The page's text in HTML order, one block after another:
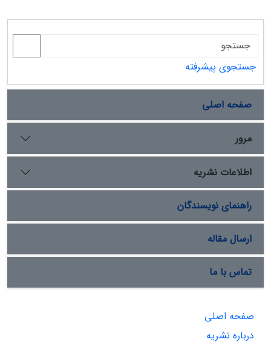
جستجوی پیشرفته
صفحه اصلی
مرور
اطلاعات نشریه
راهنمای نویسندگان
ارسال مقاله
تماس با ما
صفحه اصلی
درباره نشریه